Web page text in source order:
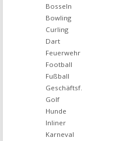
Bosseln
Bowling
Curling
Dart
Feuerwehr
Football
Fußball
Geschäftsf.
Golf
Hunde
Inliner
Karneval